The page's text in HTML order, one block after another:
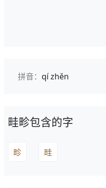
拼音： qí zhěn
畦畛包含的字
畛 畦